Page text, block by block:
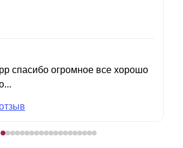
спасибо огромное все хорошо